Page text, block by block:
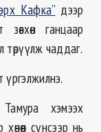
Кафка” дээр
ганцаар
төрүүлж чаддаг.
үргэлжилнэ.
Тамура хэмээх
сүнсээр нь